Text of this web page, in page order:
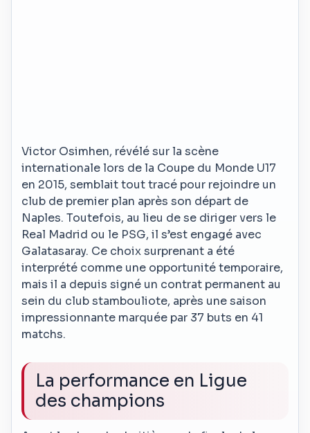
Victor Osimhen, révélé sur la scène
internationale lors de la Coupe du Monde U17
en 2015, semblait tout tracé pour rejoindre un
club de premier plan après son départ de
Naples. Toutefois, au lieu de se diriger vers le
Real Madrid ou le PSG, il s’est engagé avec
Galatasaray. Ce choix surprenant a été
interprété comme une opportunité temporaire,
mais il a depuis signé un contrat permanent au
sein du club stambouliote, après une saison
impressionnante marquée par 37 buts en 41
matchs.
La performance en Ligue
des champions